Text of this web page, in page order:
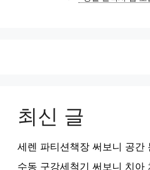
최신 글
세렌 파티션책장 써보니 공간
수동 구강세척기 써보니 치아